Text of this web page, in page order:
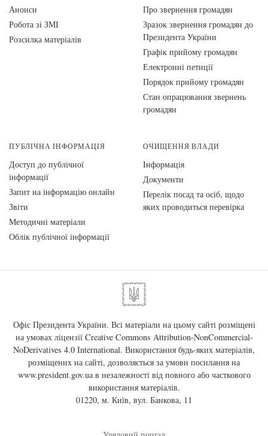
Анонси
Робота зі ЗМІ
Розсилка матеріалів
Про звернення громадян
Зразок звернення громадян до
Президента України
Графік прийому громадян
Електронні петиції
Порядок прийому громадян
Стан опрацювання звернень
громадян
ПУБЛІЧНА ІНФОРМАЦІЯ
Доступ до публічної
інформації
Запит на інформацію онлайн
Звіти
Методичні матеріали
Облік публічної інформації
ОЧИЩЕННЯ ВЛАДИ
Інформація
Документи
Перелік посад та осіб, щодо
яких проводиться перевірка
Офіс Президента України. Всі матеріали на цьому сайті розміщені
на умовах ліцензії Creative Commons Attribution-NonCommercial-
NoDerivatives 4.0 International. Використання будь-яких матеріалів,
розміщених на сайті, дозволяється за умови посилання на
www.president.gov.uaв незалежності від повного або часткового
використання матеріалів.
01220, м. Київ, вул. Банкова, 11